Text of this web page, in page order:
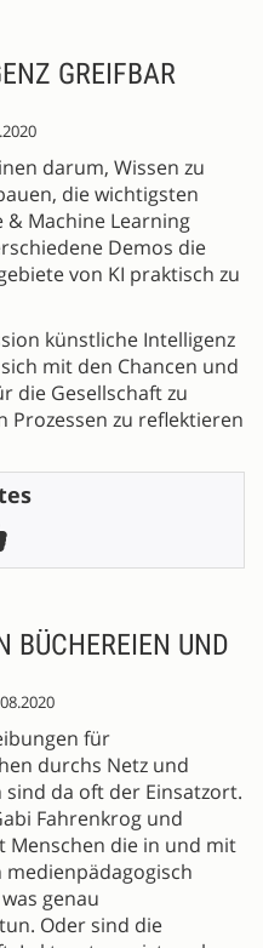
GREIFBAR
darum, Wissen zu
die wichtigsten
& Machine Learning
Demos die
von KI praktisch zu
künstliche Intelligenz
mit den Chancen und
die Gesellschaft zu
Prozessen zu reflektieren
BÜCHEREIEN UND
für
durchs Netz und
da oft der Einsatzort.
Fahrenkrog und
Menschen die in und mit
genau
Oder sind die